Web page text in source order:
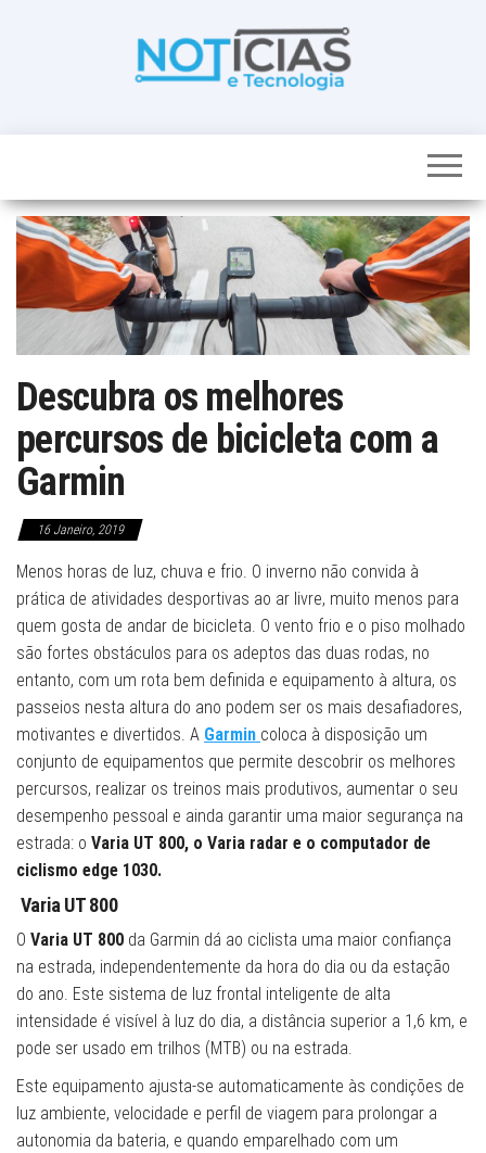
noticias de
num só lugar
Descubra os melhores
percursos de bicicleta com a
Garmin
16 Janeiro, 2019
Menos horas de luz, chuva e frio. O inverno não convida à
prática de atividades desportivas ao ar livre, muito menos para
quem gosta de andar de bicicleta. O vento frio e o piso molhado
são fortes obstáculos para os adeptos das duas rodas, no
entanto, com um rota bem definida e equipamento à altura, os
passeios nesta altura do ano podem ser os mais desafiadores,
motivantes e divertidos. A Garmin coloca à disposição um
conjunto de equipamentos que permite descobrir os melhores
percursos, realizar os treinos mais produtivos, aumentar o seu
desempenho pessoal e ainda garantir uma maior segurança na
estrada: o Varia UT 800, o Varia radar e o computador de
ciclismo edge 1030.
Varia UT 800
O Varia UT 800 da Garmin dá ao ciclista uma maior confiança
na estrada, independentemente da hora do dia ou da estação
do ano. Este sistema de luz frontal inteligente de alta
intensidade é visível à luz do dia, a distância superior a 1,6 km, e
pode ser usado em trilhos (MTB) ou na estrada.
Este equipamento ajusta-se automaticamente às condições de
luz ambiente, velocidade e perfil de viagem para prolongar a
autonomia da bateria, e quando emparelhado com um